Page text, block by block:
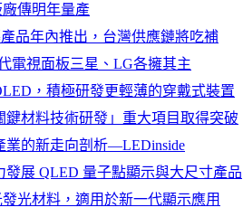
傳明年量產
品年內推出，台灣供應鏈將吃補
電視面板三星、LG各擁其主
，積極研發更輕薄的穿戴式裝置
鍵材料技術研發」重大項目取得突破
業的新走向剖析—LEDinside
發展 QLED 量子點顯示與大尺寸產品
光材料，適用於新一代顯示應用